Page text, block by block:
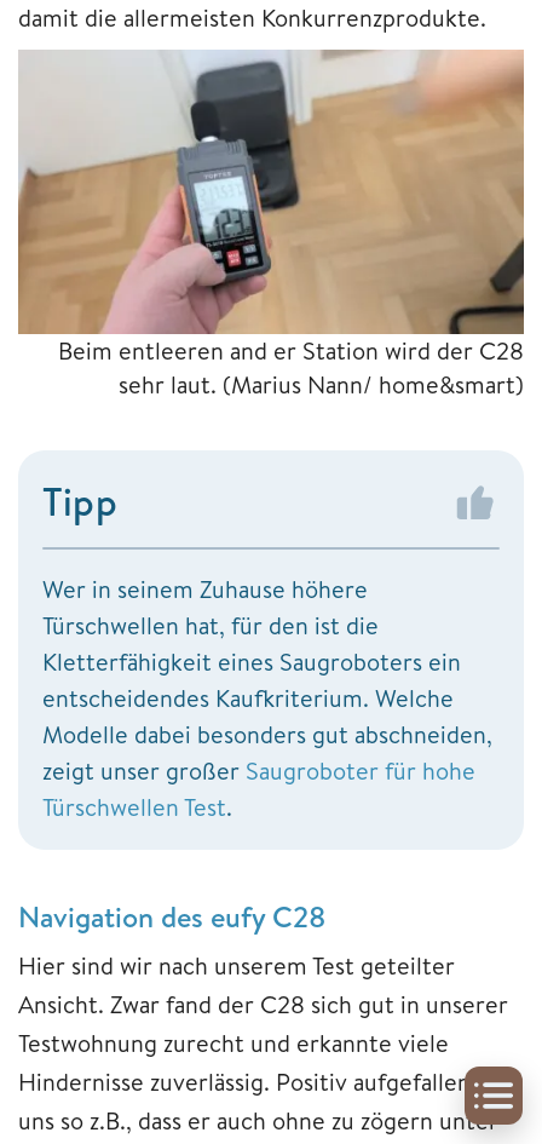
damit die allermeisten Konkurrenzprodukte.
Beim entleeren and er Station wird der C28
sehr laut. (Marius Nann/ home&smart)
Tipp
Wer in seinem Zuhause höhere
Türschwellen hat, für den ist die
Kletterfähigkeit eines Saugroboters ein
entscheidendes Kaufkriterium. Welche
Modelle dabei besonders gut abschneiden,
zeigt unser großer Saugroboter für hohe
Türschwellen Test.
Navigation des eufy C28
Hier sind wir nach unserem Test geteilter
Ansicht. Zwar fand der C28 sich gut in unserer
Testwohnung zurecht und erkannte viele
Hindernisse zuverlässig. Positiv aufgefallen ist
uns so z.B., dass er auch ohne zu zögern unter